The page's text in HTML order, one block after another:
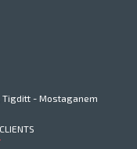
Tigditt - Mostaganem